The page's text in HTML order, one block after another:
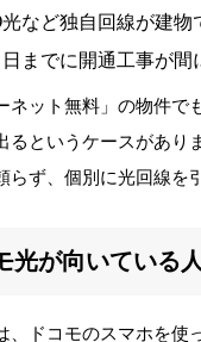
など独自回線が建物
までに開通工事が間
ネット無料」の物件
るというケースがあり
らず、個別に光回線を
光が向いている人
、ドコモのスマホを